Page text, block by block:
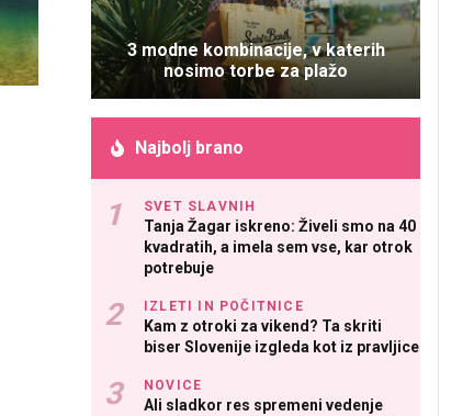
3 modne kombinacije, v katerih
nosimo torbe za plažo
Najbolj brano
SVET SLAVNIH
Tanja Žagar iskreno: Živeli smo na 40
kvadratih, a imela sem vse, kar otrok
potrebuje
IZLETI IN POČITNICE
Kam z otroki za vikend? Ta skriti
biser Slovenije izgleda kot iz pravljice
NOVICE
Ali sladkor res spremeni vedenje